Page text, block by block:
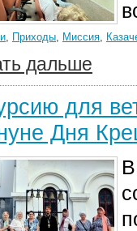
, Приходы, Миссия,
дальше
для
Дня